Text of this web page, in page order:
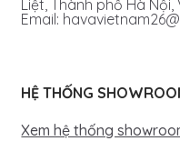
Liệt, Thành phố Hà Nội,
Email:
HỆ THỐNG
Xem hệ thống